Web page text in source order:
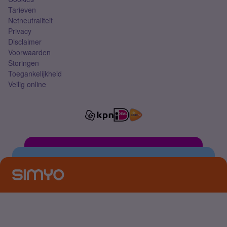
Tarieven
Netneutraliteit
Privacy
Disclaimer
Voorwaarden
Storingen
Toegankelijkheid
Veilig online